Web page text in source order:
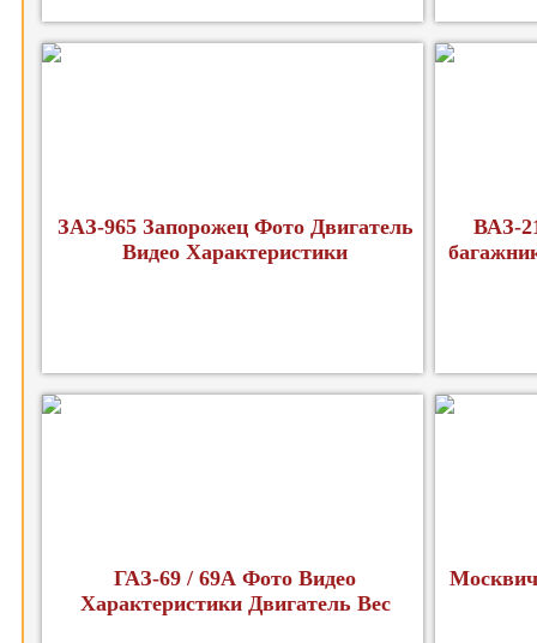
ЗАЗ-965 Запорожец Фото Двигатель
Видео Характеристики
ВАЗ-
ГАЗ-69 / 69А Фото Видео
Характеристики Двигатель Вес